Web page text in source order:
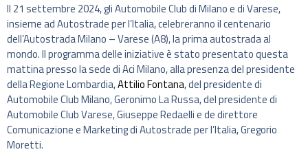
Il 21 settembre 2024, gli Automobile Club di Milano e di Varese,
insieme ad Autostrade per l’Italia, celebreranno il centenario
dell’Autostrada Milano – Varese (A8), la prima autostrada al
mondo. Il programma delle iniziative è stato presentato questa
mattina presso la sede di Aci Milano, alla presenza del presidente
della Regione Lombardia,Attilio Fontana, del presidente di
Automobile Club Milano, Geronimo La Russa, del presidente di
Automobile Club Varese, Giuseppe Redaelli e de direttore
Comunicazione e Marketing di Autostrade per l’Italia, Gregorio
Moretti.